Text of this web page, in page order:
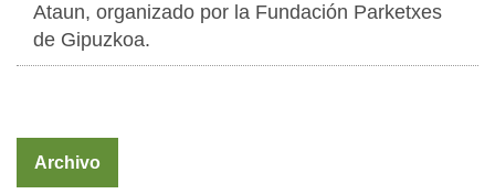
Ataun, organizado por la Fundación Parketxes
de Gipuzkoa.
Archivo